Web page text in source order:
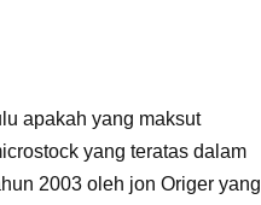
apakah yang maksut
yang teratas dalam
2003 oleh jon Origer yang